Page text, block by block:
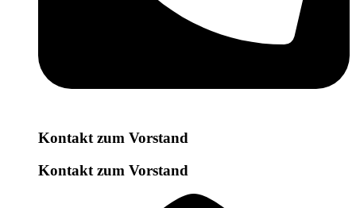
Kontakt zum Vorstand
Kontakt zum Vorstand